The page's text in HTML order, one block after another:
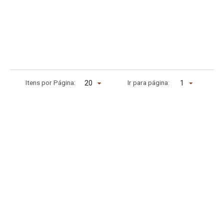
Itens por Página: Ir para página: 1